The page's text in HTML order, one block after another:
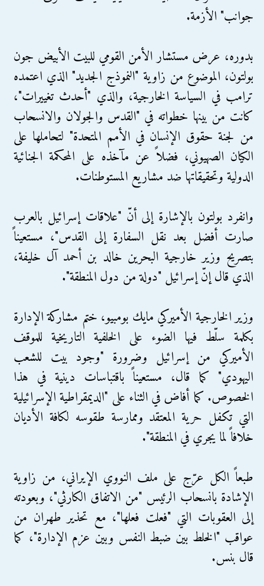
جوانب" الأزمة.
بدوره، عرض مستشار الأمن القومي للبيت الأبيض جون
بولتون، الموضوع من زاوية "النموذج الجديد" الذي اعتمده
ترامب في السياسة الخارجية، والذي "أحدث تغييرات"،
كانت من بينها خطواته في "القدس والجولان والانسحاب
من لجنة حقوق الإنسان في الأمم المتحدة" لتحاملها على
الكيان الصهيوني، فضلاً عن مآخذه على المحكمة الجنائية
الدولية وتحقيقاتها ضد مشاريع المستوطنات.
وانفرد بولتون بالإشارة إلى أنّ "علاقات إسرائيل بالعرب
صارت أفضل بعد نقل السفارة إلى القدس"، مستعيناً
بتصريح وزير خارجية البحرين خالد بن أحمد آل خليفة،
الذي قال إنّ إسرائيل "دولة من دول المنطقة".
وزير الخارجية الأميركي مايك بومبيو، ختم مشاركة الإدارة
بكلمة سلّط فيها الضوء على الخلفية التاريخية للموقف
الأميركي من إسرائيل وضرورة "وجود بيت للشعب
اليهودي" كما قال، مستعيناً باقتباسات دينية في هذا
الخصوص. كما أفاض في الثناء على "الديمقراطية الإسرائيلية
التي تكفل حرية المعتقد وممارسة طقوسه لكافة الأديان
خلافاً لما يجري في المنطقة".
طبعاً الكل عرّج على ملف النووي الإيراني، من زاوية
الإشادة بانسحاب الرئيس "من الاتفاق الكارثي"، وبعودته
إلى العقوبات التي "فعلت فعلها"، مع تحذير طهران من
عواقب "الخلط بين ضبط النفس وبين عزم الإدارة"، كما
قال بنس.